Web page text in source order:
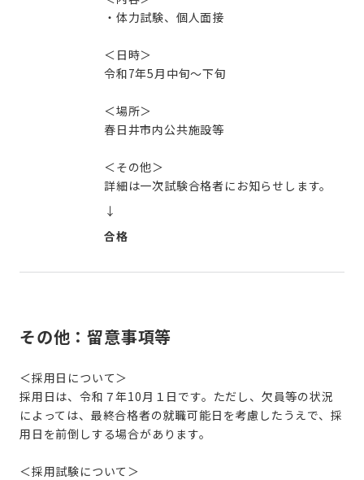
・体力試験、個人面接
＜日時＞
令和7年5月中旬～下旬
＜場所＞
春日井市内公共施設等
＜その他＞
詳細は一次試験合格者にお知らせします。
↓
合格
その他：留意事項等
＜採用日について＞
採用日は、令和７年10月１日です。ただし、欠員等の状況
によっては、最終合格者の就職可能日を考慮したうえで、採
用日を前倒しする場合があります。
＜採用試験について＞